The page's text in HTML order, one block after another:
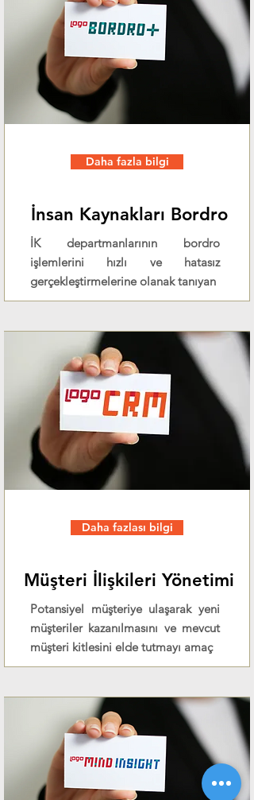
Daha fazla bilgi
İnsan Kaynakları Bordro
İK departmanlarının bordro
işlemlerini hızlı ve hatasız
gerçekleştirmelerine olanak tanıyan
Daha fazlası bilgi
Müşteri İlişkileri Yönetimi
Potansiyel müşteriye ulaşarak yeni
müşteriler kazanılmasını ve mevcut
müşteri kitlesini elde tutmayı amaç